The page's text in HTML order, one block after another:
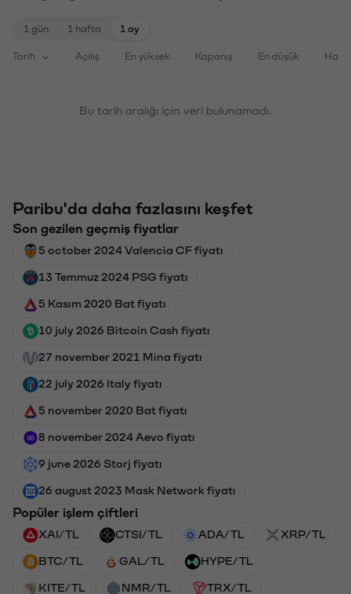
1 gün 1 hafta 1 ay
Tarih Açılış En yüksek Kapanış En düşük
Bu tarih aralığı için veri bulunamadı.
Paribu'da daha fazlasını keşfet
Son gezilen geçmiş fiyatlar
5 october 2024 Valencia CF fiyatı
13 Temmuz 2024 PSG fiyatı
5 Kasım 2020 Bat fiyatı
10 july 2026 Bitcoin Cash fiyatı
27 november 2021 Mina fiyatı
22 july 2026 Italy fiyatı
5 november 2020 Bat fiyatı
8 november 2024 Aevo fiyatı
9 june 2026 Storj fiyatı
26 august 2023 Mask Network fiyatı
Popüler işlem çiftleri
XAI/TL CTSI/TL ADA/TL XRP/TL
BTC/TL GAL/TL HYPE/TL
KITE/TL NMR/TL TRX/TL